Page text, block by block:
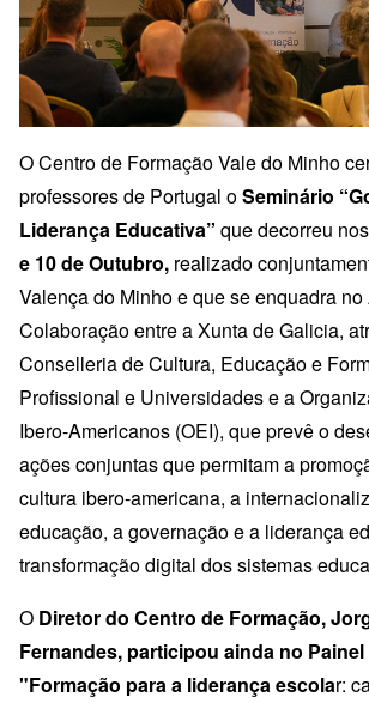
O Centro de Formação Vale do Minho
professores de Portugal oSeminário
Liderança Educativa” que decorreu
e 10 de Outubro, realizado
Valença do Minho e que se enquadra
Colaboração entre a Xunta de Galicia,
Conselleria de Cultura, Educação e
Profissional e Universidades e a
Ibero-Americanos (OEI), que prevê o
ações conjuntas que permitam a
cultura ibero-americana, a
educação, a governação e a liderança
transformação digital dos sistemas
O Diretor do Centro de Formação,
Fernandes, participou ainda no
"Formação para a liderança escolar: